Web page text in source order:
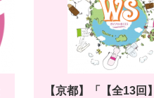
【京都】「【全13回